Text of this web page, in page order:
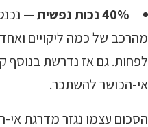
40% נכות נפשית
—
לפחות. גם אז נדרשת בנוסף
אי-הכושר להשתכר.
הסכום עצמו נגזר מדרגת